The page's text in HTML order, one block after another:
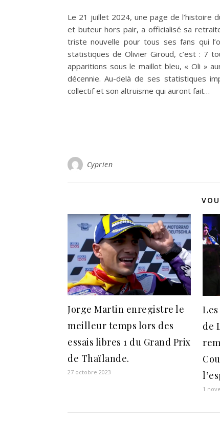
Le 21 juillet 2024, une page de l’histoire
et buteur hors pair, a officialisé sa
triste nouvelle pour tous ses fans qui
statistiques de Olivier Giroud, c’est : 7
apparitions sous le maillot bleu, « Oli »
décennie. Au-delà de ses statistiques
collectif et son altruisme qui auront fait…
Cyprien
Jorge Martin enregistre le
meilleur temps lors des
essais libres 1 du Grand Prix
de Thaïlande.
27 octobre 2023
de
1